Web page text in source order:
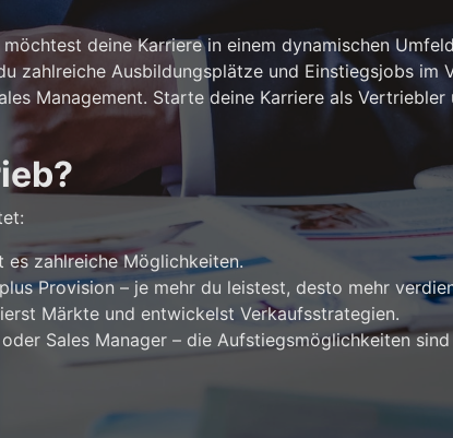
deine Karriere in einem dynamischen
zahlreiche Ausbildungsplätze und Einstiegsjobs im
Management. Starte deine Karriere als Vertriebler
es zahlreiche Möglichkeiten.
Provision – je mehr du leistest, desto mehr
Märkte und entwickelst Verkaufsstrategien.
Sales Manager – die Aufstiegsmöglichkeiten